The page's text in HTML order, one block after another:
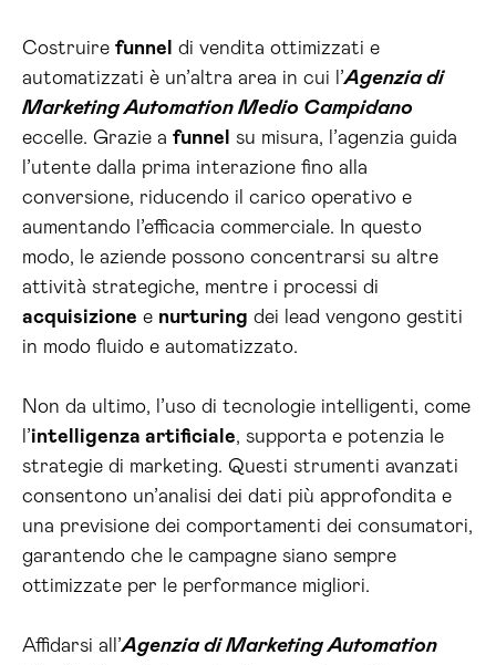
Costruire funnel
di vendita ottimizzati e
automatizzati è un’altra area in cui l’Agenzia di
Marketing Automation Medio Campidano
eccelle. Grazie a funnel
su misura, l’agenzia guida
l’utente dalla prima interazione fino alla
conversione, riducendo il carico operativo e
aumentando l’efficacia commerciale. In questo
modo, le aziende possono concentrarsi su altre
attività strategiche, mentre i processi di
acquisizione e nurturing dei lead vengono gestiti
in modo fluido e automatizzato.
Non da ultimo, l’uso di tecnologie intelligenti, come
l’intelligenza artificiale, supporta e potenzia le
strategie di marketing. Questi strumenti avanzati
consentono un’analisi dei dati più approfondita e
una previsione dei comportamenti dei consumatori,
garantendo che le campagne siano sempre
ottimizzate per le performance migliori.
Affidarsi all’Agenzia di Marketing Automation